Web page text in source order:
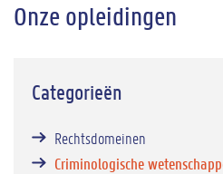
PRAKTISCHE HULP
Onze opleidingen
Categorieën
Rechtsdomeinen
Criminologische